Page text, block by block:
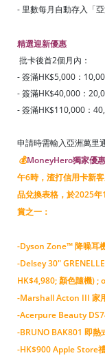
- 里數每月自動存入「
精選迎新優惠
批卡後首2個月內：
- 簽滿HK$5,000 ：
- 簽滿HK$40,000：
- 簽滿HK$110,000：
申請時需輸入亞洲萬里
💰MoneyHero獨家優惠
午6時，渣打信用卡新
品兌換表格，於2025
賞之一：
-Dyson Zone™ 降噪耳
-Delsey 30"
HK$4,980; 顏色隨機) ;
-Marshall Acton III 家
-Acerpure Beauty
-BRUNO BAK801 即熱
-HK$900 Apple Store